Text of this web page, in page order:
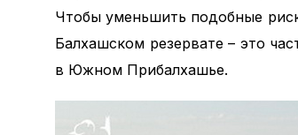
Чтобы уменьшить подобные
Балхашском резервате – это
в Южном Прибалхашье.